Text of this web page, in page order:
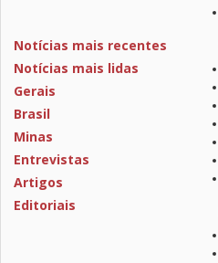
Notícias mais recentes
Notícias mais lidas
Gerais
Brasil
Minas
Entrevistas
Artigos
Editoriais